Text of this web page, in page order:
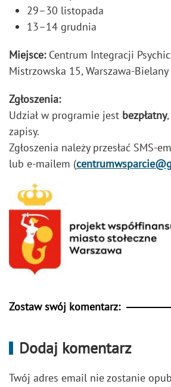
29–30 listopada
13–14 grudnia
Miejsce:Centrum Integracji
Mistrzowska 15, Warszawa-Bielany
Zgłoszenia:
Udział w programie jest bezpłatny
zapisy.
Zgłoszenia należy przesłać SMS-
lub e-mailem (
Zostaw swój komentarz:
Dodaj komentarz
Twój adres email nie zostanie